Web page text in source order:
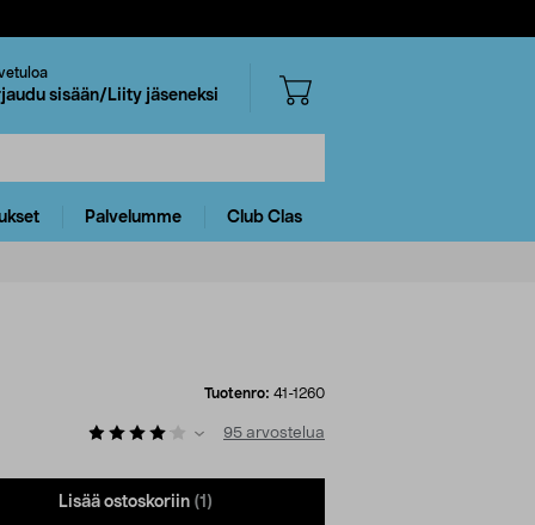
sisään/Liity jäseneksi
Palvelumme Club Clas
Tuotenro: 41-1260
95 arvostelua
Lisää ostoskoriin (1)